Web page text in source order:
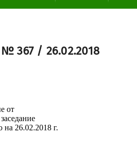
367 / 26.02.2018
от
26.02.2018 г.